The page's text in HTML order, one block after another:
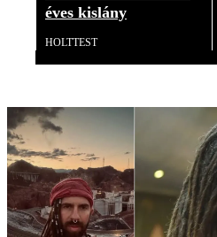
éves kislány
HOLTTEST